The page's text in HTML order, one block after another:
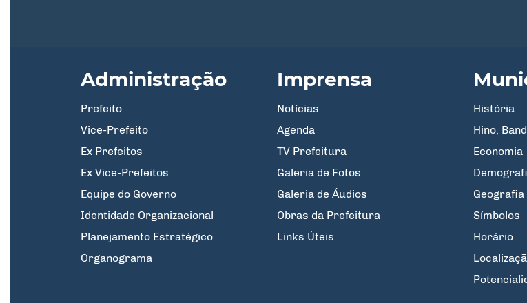
Administração
Prefeito
Vice-Prefeito
Ex Prefeitos
Ex Vice-Prefeitos
Equipe do Governo
Identidade Organizacional
Planejamento Estratégico
Organograma
Imprensa
Notícias
Agenda
TV Prefeitura
Galeria de Fotos
Galeria de Áudios
Obras da Prefeitura
Links Úteis
História
Hino,
Economia
Geografia
Símbolos
Horário